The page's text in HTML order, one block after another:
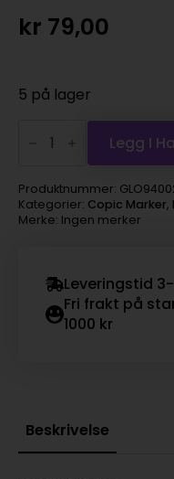
kr 79,00
5 på lager
Marker
Ciao
BV31
Pale
Lavender
antall
Legg I
Produktnummer:
Kategorier: Copic Marker,
Merke: Ingen merker
Leveringstid
Fri frakt på
1000 kr
Beskrivelse